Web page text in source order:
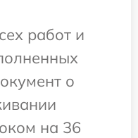
работ и
о
на 36